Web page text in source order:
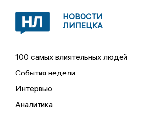
НОВОСТИ
ЛИПЕЦКА
100 самых влиятельных людей
События недели
Интервью
Аналитика